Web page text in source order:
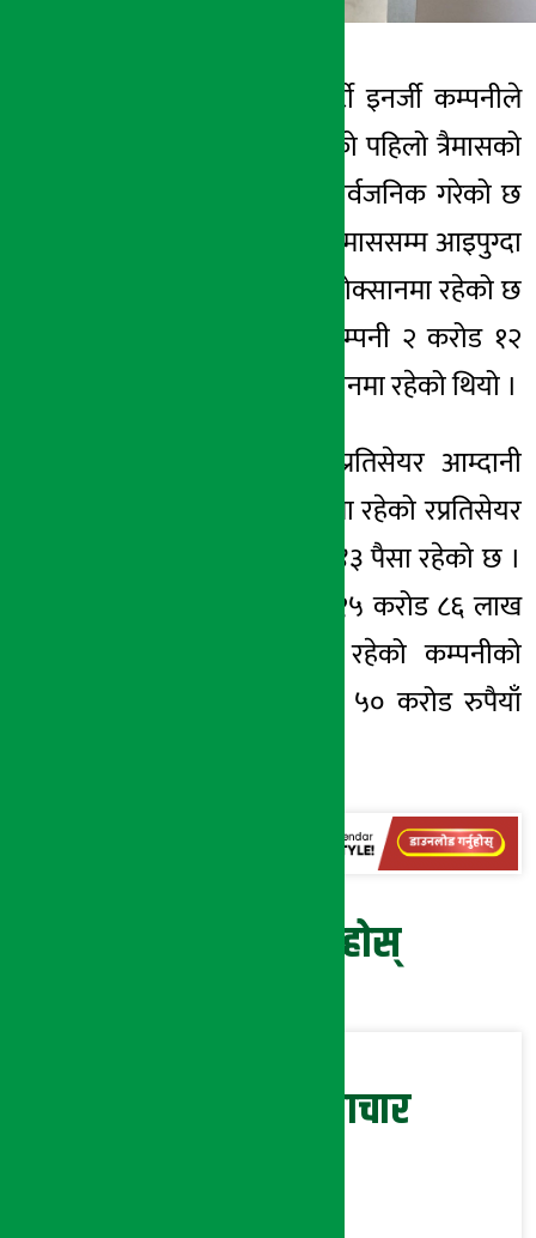
काठमाडौं । लिवर्टी इनर्जी कम्पनीले
चालु आर्थिक वर्षको पहिलो त्रैमासको
वित्तीय विवरण सार्वजनिक गरेको छ
। कम्पनीे पहिलो त्रैमाससम्म आइपुग्दा
७७ लाख रुपैयाँ नोक्सानमा रहेको छ
। गत वर्ष पनि कम्पनी २ करोड १२
लाख रुपैयाँ नोक्सानमा रहेको थियो ।
यस्तै कम्पनीको प्रतिसेयर आम्दानी
५१ पैसा नोक्सानमा रहेको रप्रतिसेयर
नेटवर्थ ८९ रुपैयाँ ४३ पैसा रहेको छ ।
यस्तै रिजर्भ कोष १५ करोड ८६ लाख
रुपैयाँ ऋणात्मक रहेको कम्पनीको
चुक्ता पुँजी १ अर्ब ५० करोड रुपैयाँ
प्रतिक्रिया दिनुहोस्
सम्बन्धित समाचार